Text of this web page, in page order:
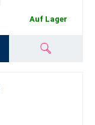
Auf Lager